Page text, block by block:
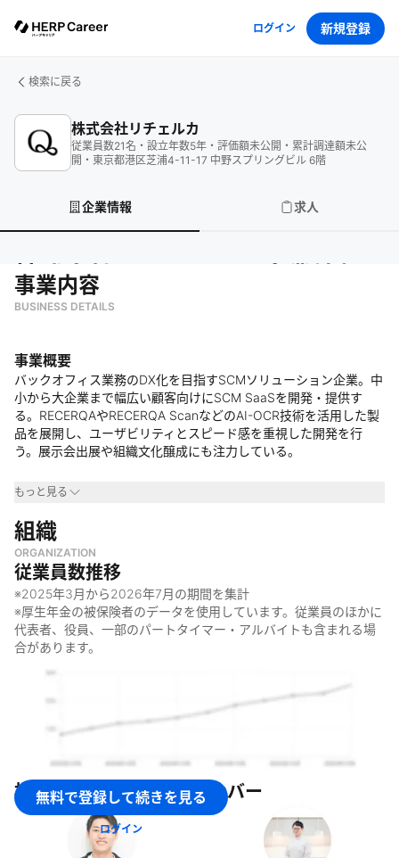
ログイン 新規登録
検索に戻る
株式会社リチェルカ
従業員数21名 ・ 設立年数5年 ・ 評価額未公開 ・ 累計調達額未公
開 ・ 東京都港区芝浦4-11-17 中野スプリングビル 6階
企業情報 求人
株式会社リチェルカ
事業内容
BUSINESS DETAILS
事業概要
バックオフィス業務のDX化を目指すSCMソリューション企業。中
小から大企業まで幅広い顧客向けにSCM SaaSを開発・提供す
る。RECERQAやRECERQA ScanなどのAI-OCR技術を活用した製
品を展開し、ユーザビリティとスピード感を重視した開発を行
う。展示会出展や組織文化醸成にも注力している。
事業領域
・バックオフィス業務のDX化を目指す業界
・特にSCM (販売・仕入・在庫管理) 領域
・中小企業から大企業まで幅広い業種・規模の企業を対象
なぜやっているのか
・SCM領域の複雑な業務課題を解決するため
・使いやすく効率的なSCMシステムの需要に応えるため
何をしているのか
SCM (サプライチェーンマネジメント) 領域のSaaS開発
『RECERQA』というSCM SaaSプロダクトの開発・提供
・AI-OCR技術を活用した『RECERQA Scan』の開発・提供
もっと見る
組織
ORGANIZATION
従業員数推移
※2025年3月から2026年7月の期間を集計
※厚生年金の被保険者のデータを使用しています。従業員のほかに
代表者、役員、一部のパートタイマー・アルバイトも含まれる場
合があります。
無料で登録して続きを見る
ログイン
株式会社リチェルカのメンバー